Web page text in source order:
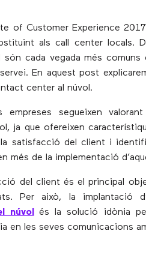
of Customer Experience
als call center locals.
cada vegada més comuns
En aquest post
center al núvol.
empreses segueixen
ja que ofereixen
la satisfacció del client i
més de la implementació
del client és el principal
Per això, la implantació
núvol és la solució idònia
en les seves comunicacions